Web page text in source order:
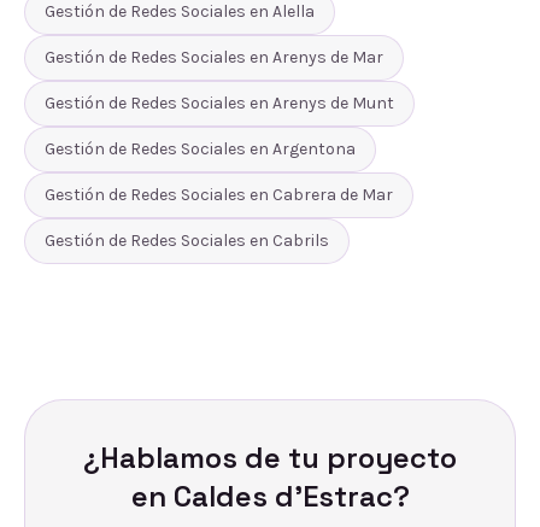
Gestión de Redes Sociales en Alella
Gestión de Redes Sociales en Arenys de Mar
Gestión de Redes Sociales en Arenys de Munt
Gestión de Redes Sociales en Argentona
Gestión de Redes Sociales en Cabrera de Mar
Gestión de Redes Sociales en Cabrils
¿Hablamos de tu proyecto
en Caldes d'Estrac?